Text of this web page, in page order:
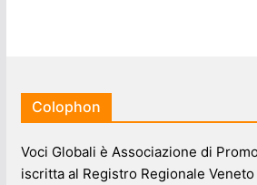
Colophon
Voci Globali è Associazione di
iscritta al Registro Regionale